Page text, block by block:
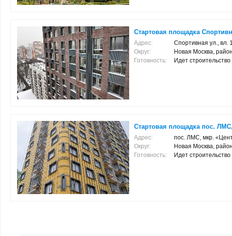
Стартовая площадка
Адрес:
Спортивная ул., вл.
Округ:
Новая Москва,
Готовность:
Идет строительство
Стартовая площадка пос.
Адрес:
пос. ЛМС, мкр.
Округ:
Новая Москва,
Готовность:
Идет строительство